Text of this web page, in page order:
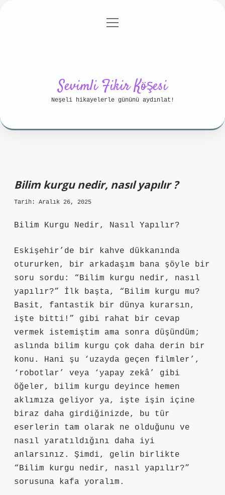
Gizlilik Politikası
menüyü
Sevimli Fikir Köşesi
Neşeli hikayelerle gününü aydınlat!
Bilim kurgu nedir, nasıl yapılır ?
Tarih: Aralık 26, 2025
Bilim Kurgu Nedir, Nasıl Yapılır?
Eskişehir’de bir kahve dükkanında
otururken, bir arkadaşım bana şöyle bir
soru sordu: “Bilim kurgu nedir, nasıl
yapılır?” İlk başta, “Bilim kurgu mu?
Basit, fantastik bir dünya kurarsın,
işte bitti!” gibi rahat bir cevap
vermek istemiştim ama sonra düşündüm;
aslında bilim kurgu çok daha derin bir
konu. Hani şu ‘uzayda geçen filmler’,
‘robotlar’ veya ‘yapay zekâ’ gibi
öğeler, bilim kurgu deyince hemen
aklımıza geliyor ya, işte işin içine
biraz daha girdiğinizde, bu tür
eserlerin tam olarak ne olduğunu ve
nasıl yaratıldığını daha iyi
anlarsınız. Şimdi, gelin birlikte
“Bilim kurgu nedir, nasıl yapılır?”
sorusuna kafa yoralım.